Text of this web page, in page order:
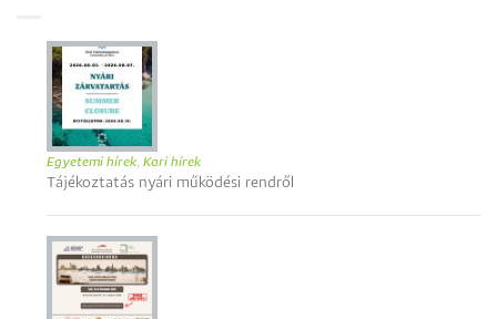
Egyetemi hírek, Kari hírek
Tájékoztatás nyári működési rendről